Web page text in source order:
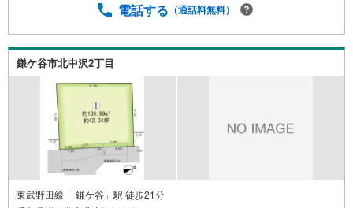
ス内容・サクッとコース 30分～・じっくりコース 60分
電話する （通話料無料）
鎌ケ谷市北中沢2丁目
東武野田線 「鎌ケ谷」駅 徒歩21分